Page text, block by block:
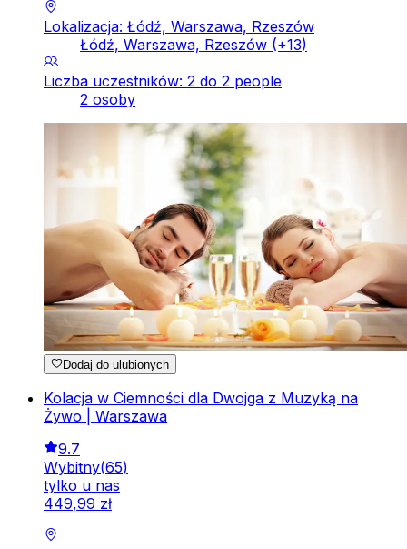
Lokalizacja: Łódź, Warszawa, Rzeszów
Łódź, Warszawa, Rzeszów (+13)
Liczba uczestników: 2 do 2 people
2 osoby
Dodaj do ulubionych
Kolacja w Ciemności dla Dwojga z Muzyką na
Żywo | Warszawa
9.7
Wybitny(65)
tylko u nas
449,99 zł